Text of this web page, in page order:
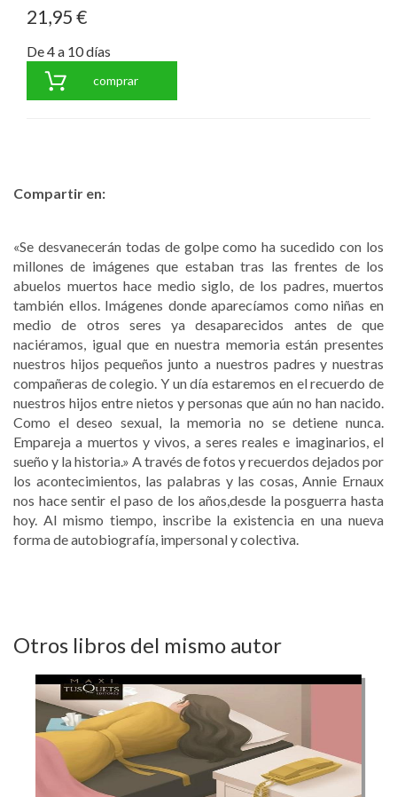
21,95 €
De 4 a 10 días
comprar
Compartir en:
«Se desvanecerán todas de golpe como ha sucedido con los
millones de imágenes que estaban tras las frentes de los
abuelos muertos hace medio siglo, de los padres, muertos
también ellos. Imágenes donde aparecíamos como niñas en
medio de otros seres ya desaparecidos antes de que
naciéramos, igual que en nuestra memoria están presentes
nuestros hijos pequeños junto a nuestros padres y nuestras
compañeras de colegio. Y un día estaremos en el recuerdo de
nuestros hijos entre nietos y personas que aún no han nacido.
Como el deseo sexual, la memoria no se detiene nunca.
Empareja a muertos y vivos, a seres reales e imaginarios, el
sueño y la historia.» A través de fotos y recuerdos dejados por
los acontecimientos, las palabras y las cosas, Annie Ernaux
nos hace sentir el paso de los años,desde la posguerra hasta
hoy. Al mismo tiempo, inscribe la existencia en una nueva
forma de autobiografía, impersonal y colectiva.
Otros libros del mismo autor